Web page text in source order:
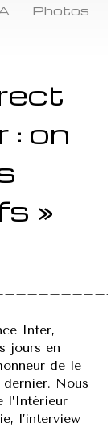
Photos
: on
»
Inter,
jours en
de le
dernier. Nous
l’Intérieur
l’interview